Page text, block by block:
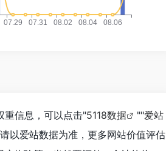
重信息，可以点击"5118数据 ""爱站
以爱站数据为准，更多网站价值评估